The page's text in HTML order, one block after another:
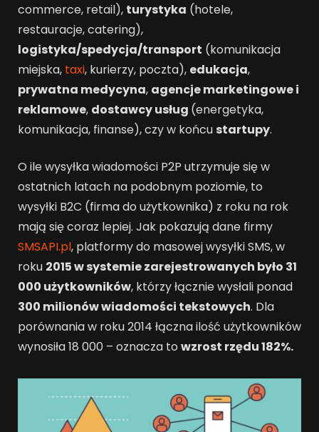
commerce, retail), turystyka (hotele,
restauracje, catering),
logistyka/spedycja/transport (komunikacja
miejska, taxi, kurierzy, poczta), edukacja,
prywatna medycyna, agencje marketingowe i
reklamowe, dostawcy usług (energetyka,
komunikacja, finanse), czy w końcu startupy.
O ile wysyłka wiadomości P2P utrzymuje się w
ostatnich latach na podobnym poziomie, to
wysyłki B2C (firma do użytkownika) z roku na rok
mają się coraz lepiej. Jak pokazują dane firmy
SMSAPI.pl, platformy do masowej wysyłki SMS, w
roku 2015 w systemie zarejestrowanych było 31
000 użytkowników, którzy łącznie wysłali ponad
300 milionów wiadomości tekstowych. Dla
porównania w roku 2014 łączna ilość użytkowników
wynosiła 18 000 – oznacza to wzrost rzędu 182%.